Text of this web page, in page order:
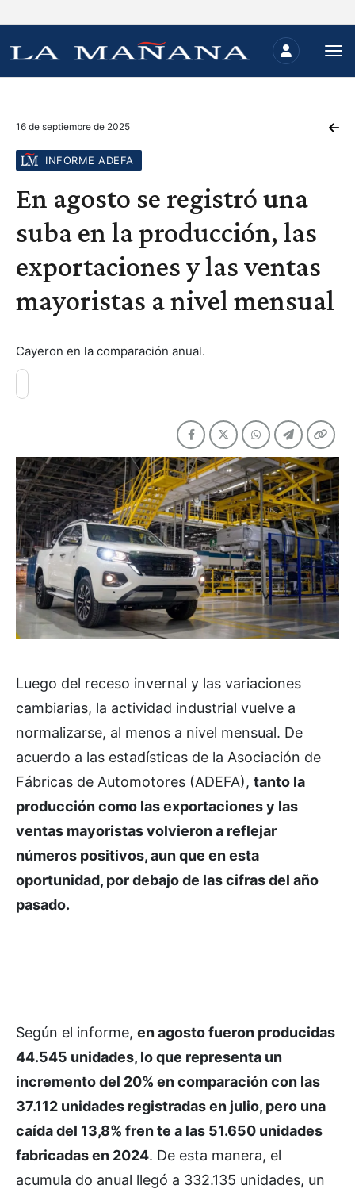
16 de septiembre de 2025
INFORME ADEFA
En agosto se registró una
suba en la producción, las
exportaciones y las ventas
mayoristas a nivel mensual
Cayeron en la comparación anual.
Luego del receso invernal y las variaciones
cambiarias, la actividad industrial vuelve a
normalizarse, al menos a nivel mensual. De
acuerdo a las estadísticas de la Asociación de
Fábricas de Automotores (ADEFA), tanto la
producción como las exportaciones y las
ventas mayoristas volvieron a reflejar
números positivos, aun que en esta
oportunidad, por debajo de las cifras del año
pasado.
Según el informe, en agosto fueron producidas
44.545 unidades, lo que representa un
incremento del 20% en comparación con las
37.112 unidades registradas en julio, pero una
caída del 13,8% fren te a las 51.650 unidades
fabricadas en 2024. De esta manera, el
acumula do anual llegó a 332.135 unidades, un